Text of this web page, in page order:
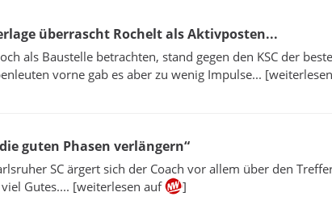
überrascht Rochelt als Aktivposten...
als Baustelle betrachten, stand gegen den KSC der beste
vorne gab es aber zu wenig Impulse...
guten Phasen verlängern“
SC ärgert sich der Coach vor allem über den
Gutes.... [weiterlesen auf
]